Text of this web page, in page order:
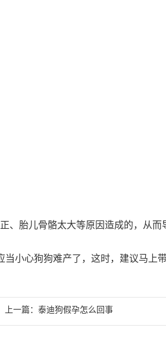
、胎儿骨骼太大等原因造成的，从
小心狗狗难产了，这时，建议马上
上一篇：泰迪狗假孕怎么回事